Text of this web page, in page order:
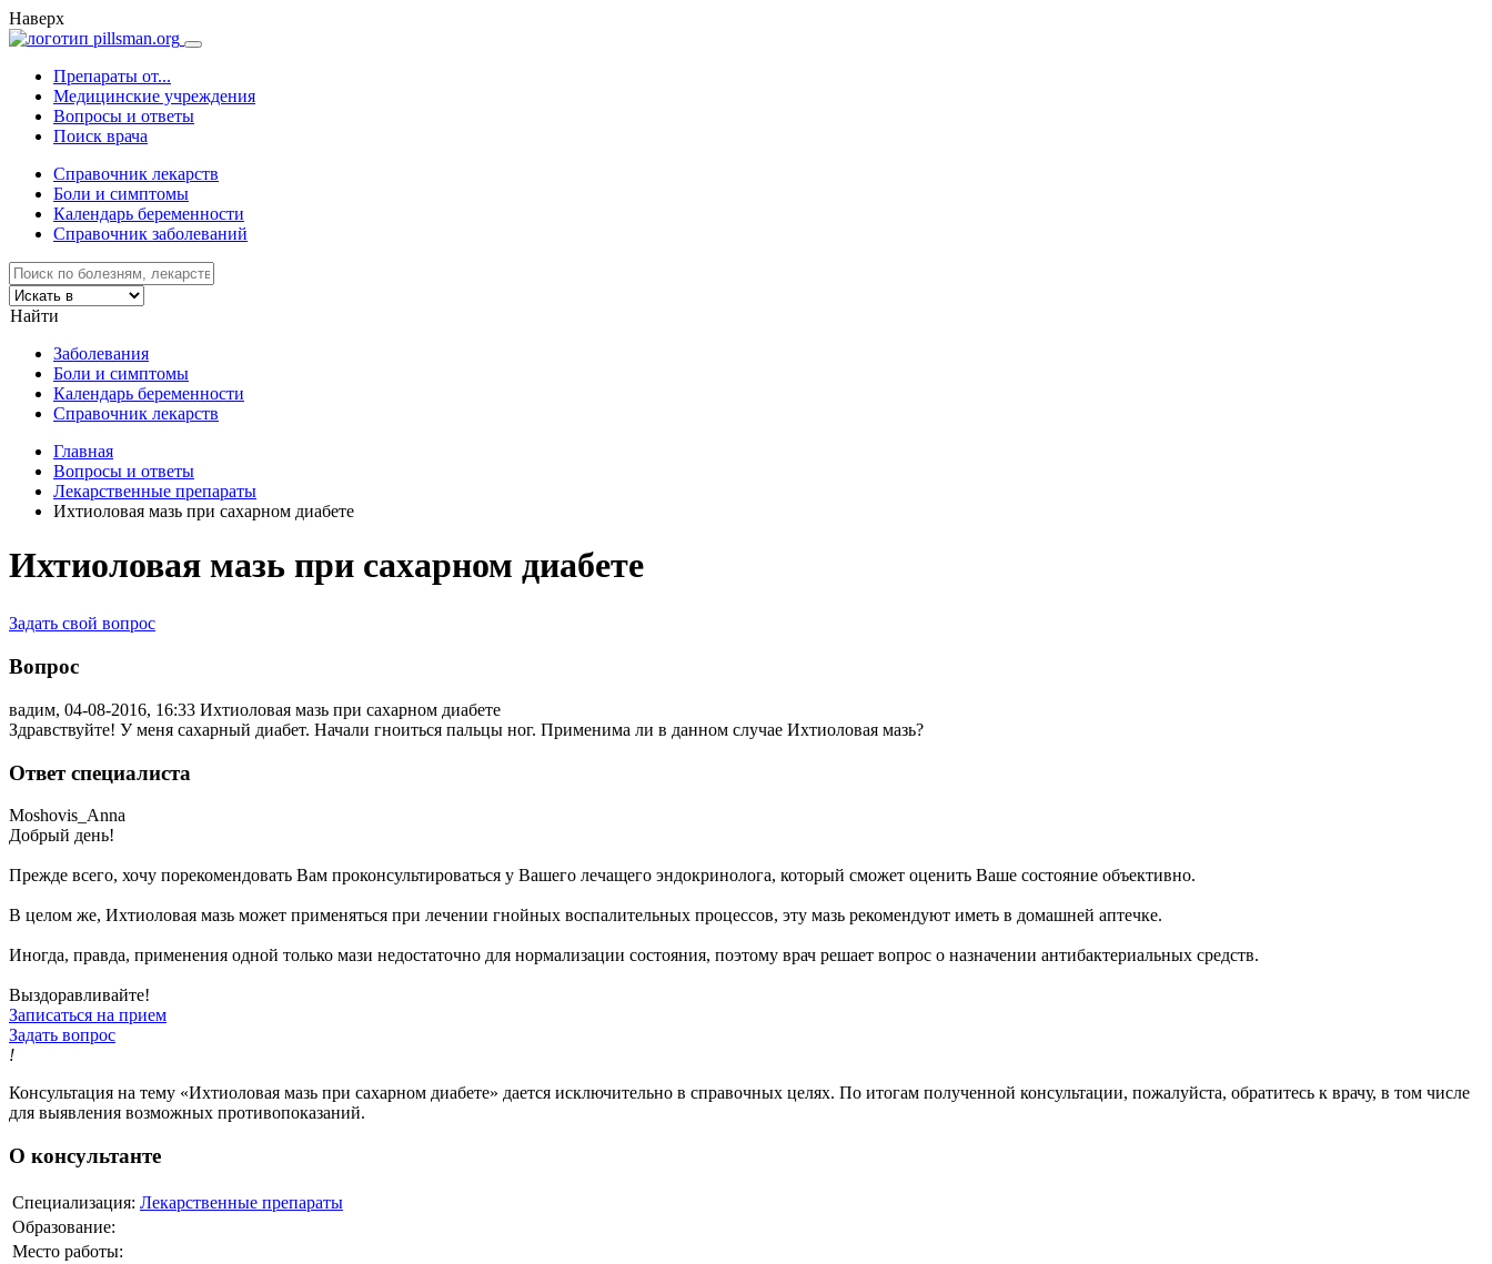
Наверх
Препараты от...
Медицинские учреждения
Вопросы и ответы
Поиск врача
Справочник лекарств
Боли и симптомы
Календарь беременности
Справочник заболеваний
Найти
Заболевания
Боли и симптомы
Календарь беременности
Справочник лекарств
Главная
Вопросы и ответы
Лекарственные препараты
Ихтиоловая мазь при сахарном диабете
Ихтиоловая мазь при сахарном диабете
Задать свой вопрос
Вопрос
вадим, 04-08-2016, 16:33 Ихтиоловая мазь при сахарном диабете
Здравствуйте! У меня сахарный диабет. Начали гноиться пальцы ног. Применима ли в данном случае Ихтиоловая мазь?
Ответ специалиста
Moshovis_Anna
Добрый день!
Прежде всего, хочу порекомендовать Вам проконсультироваться у Вашего лечащего эндокринолога, который сможет оценить Ваше состояние объективно.
В целом же, Ихтиоловая мазь может применяться при лечении гнойных воспалительных процессов, эту мазь рекомендуют иметь в домашней аптечке.
Иногда, правда, применения одной только мази недостаточно для нормализации состояния, поэтому врач решает вопрос о назначении антибактериальных средств.
Выздоравливайте!
Записаться на прием
Задать вопрос
!
Консультация на тему «Ихтиоловая мазь при сахарном диабете» дается исключительно в справочных целях. По итогам полученной консультации, пожалуйста, обратитесь к врачу, в том числе
для выявления возможных противопоказаний.
О консультанте
Специализация: Лекарственные препараты
Образование:
Место работы: